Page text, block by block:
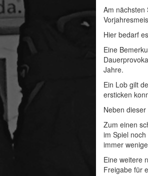
Am nächsten
Hier bedarf
Eine
Jahre.
Ein Lob gilt
ersticken
Neben
Zum einen
im Spiel
immer
Eine weitere
Freigabe für